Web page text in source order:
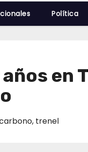
Política
, trenel